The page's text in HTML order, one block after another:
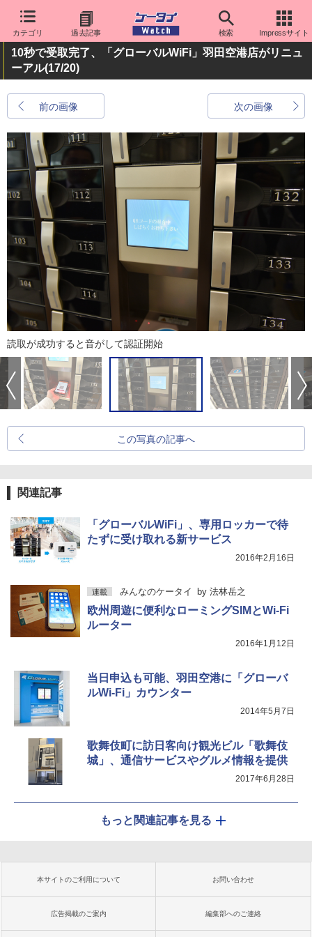
カテゴリ 過去記事 検索 Impressサイト
10秒で受取完了、「グローバルWiFi」羽田空港店がリニュ
ーアル(17/20)
前の画像 次の画像
読取が成功すると音がして認証開始
この写真の記事へ
関連記事
「グローバルWiFi」、専用ロッカーで待
たずに受け取れる新サービス
2016年2月16日
連載 みんなのケータイ by 法林岳之
欧州周遊に便利なローミングSIMとWi-Fi
ルーター
2016年1月12日
当日申込も可能、羽田空港に「グローバ
ルWi-Fi」カウンター
2014年5月7日
歌舞伎町に訪日客向け観光ビル「歌舞伎
城」、通信サービスやグルメ情報を提供
2017年6月28日
もっと関連記事を見る
本サイトのご利用について お問い合わせ
広告掲載のご案内 編集部へのご連絡